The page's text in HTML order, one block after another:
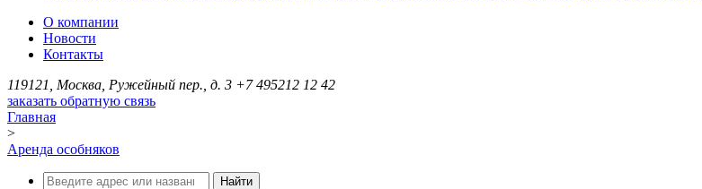
О компании
Новости
Контакты
119121, Москва, Ружейный пер., д. 3 +7 495212 12 42
заказать обратную связь
Главная
>
Аренда особняков